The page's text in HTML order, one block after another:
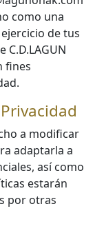
como una
de tus
fines
a modificar
adaptarla a
así como
estarán
por otras